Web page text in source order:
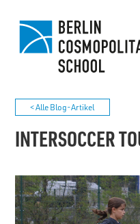
< Alle Blog-Artikel
INTERSOCCER